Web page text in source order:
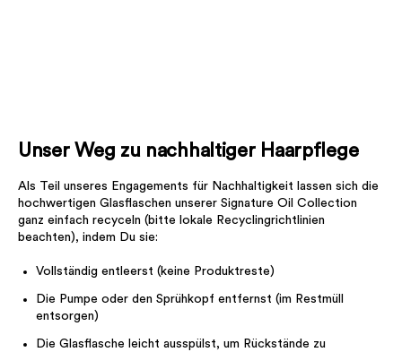
Unser Weg zu nachhaltiger Haarpflege
Als Teil unseres Engagements für Nachhaltigkeit lassen sich die
hochwertigen Glasflaschen unserer Signature Oil Collection
ganz einfach recyceln (bitte lokale Recyclingrichtlinien
beachten), indem Du sie:
Vollständig entleerst (keine Produktreste)
Die Pumpe oder den Sprühkopf entfernst (im Restmüll
entsorgen)
Die Glasflasche leicht ausspülst, um Rückstände zu